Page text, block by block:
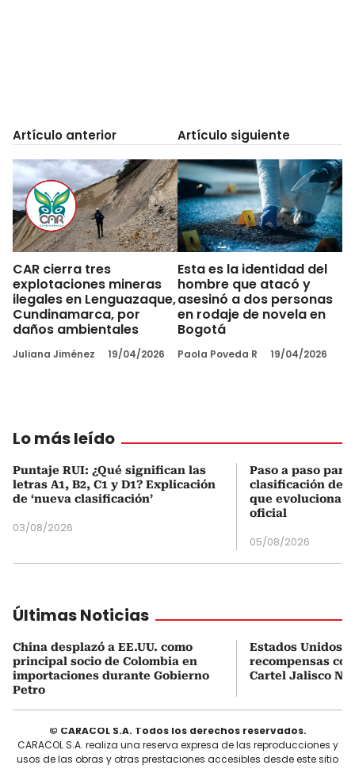
Artículo anterior
CAR cierra tres
explotaciones mineras
ilegales en Lenguazaque,
Cundinamarca, por
daños ambientales
Juliana Jiménez 19/04/2026
Artículo siguiente
Esta es la identidad del
hombre que atacó y
asesinó a dos personas
en rodaje de novela en
Bogotá
Paola Poveda R 19/04/2026
Lo más leído
Puntaje RUI: ¿Qué significan las
letras A1, B2, C1 y D1? Explicación
de ‘nueva clasificación’
03/08/2026
Paso a paso
clasificación del
que evoluciona
oficial
05/08/2026
Últimas Noticias
China desplazó a EE.UU. como
principal socio de Colombia en
importaciones durante Gobierno
Petro
Estados Unidos
recompensas
Cartel Jalisco
© CARACOL S.A. Todos los derechos reservados.
CARACOL S.A. realiza una reserva expresa de las reproducciones y
usos de las obras y otras prestaciones accesibles desde este sitio